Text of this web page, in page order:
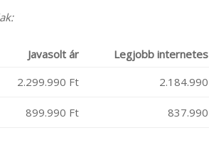
Javasolt ár
Legjobb
2.299.990 Ft
899.990 Ft